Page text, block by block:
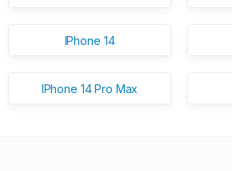
IPhone 14
IPhone 14 Pro Max